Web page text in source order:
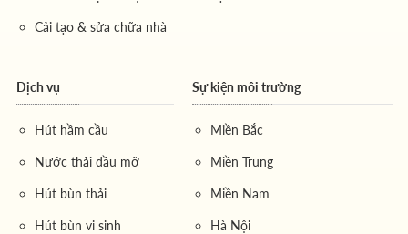
vi sinh xe 8 khối – Đáp ứng tiêu chuẩn
khắt khe
với cam kết bùn đạt
chuẩn chỉ số theo yêu cầu vận hành cụ thể của từng
nhà máy. Chúng tôi hiểu rằng, mỗi hệ thống xử lý nước
Cải tạo & sửa chữa nhà
Dịch vụ
Hút hầm cầu
Nước thải dầu mỡ
Hút bùn thải
Hút bùn vi sinh
Sự kiện môi trường
Miền Bắc
Miền Trung
Miền Nam
Hà Nội